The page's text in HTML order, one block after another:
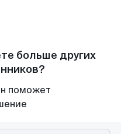
больше других
поможет